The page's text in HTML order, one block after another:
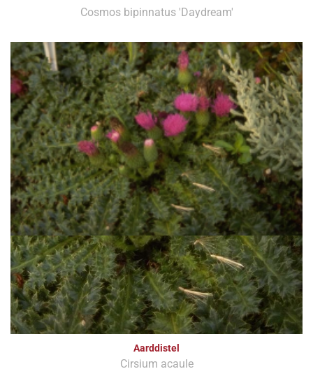
Cosmos bipinnatus 'Daydream'
Aarddistel
Cirsium acaule